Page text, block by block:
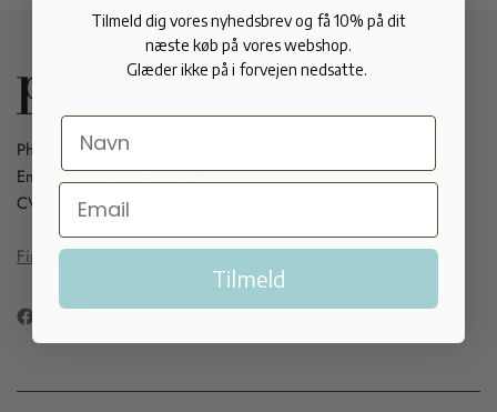
Phone:
(+45) 33 91 99 20
Email:webshop@apair.dk
CVR: 44958783
Find our stores
Tilmeld dig vores nyhedsbrev og få 10% på dit
næste køb på vores webshop.
Glæder ikke på i forvejen nedsatte.
Tilmeld